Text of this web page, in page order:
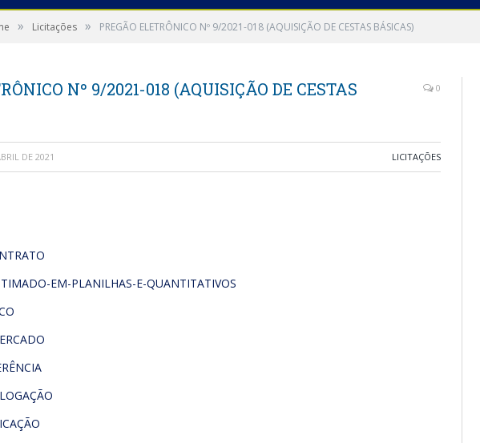
» Licitações » PREGÃO ELETRÔNICO Nº 9/2021-018 (AQUISIÇÃO DE CESTAS BÁSICAS)
Nº 9/2021-018 (AQUISIÇÃO DE CESTAS
0
DE 2021 LICITAÇÕES
EM-PLANILHAS-E-QUANTITATIVOS